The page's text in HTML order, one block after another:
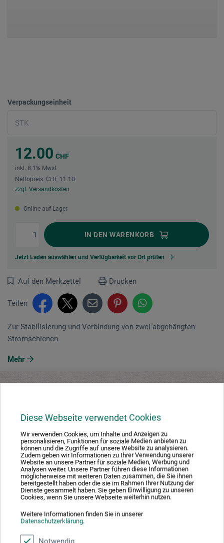
Diese Webseite verwendet Cookies
Wir verwenden Cookies, um Inhalte und Anzeigen zu
personalisieren, Funktionen für soziale Medien anbieten zu
können und die Zugriffe auf unsere Website zu analysieren.
Zudem geben wir Informationen zu Ihrer Verwendung unserer
Website an unsere Partner für soziale Medien, Werbung und
Analysen weiter. Unsere Partner führen diese Informationen
möglicherweise mit weiteren Daten zusammen, die Sie ihnen
bereitgestellt haben oder die sie im Rahmen Ihrer Nutzung der
Dienste gesammelt haben. Sie geben Einwilligung zu unseren
Cookies, wenn Sie unsere Webseite weiterhin nutzen.
Weitere Informationen finden Sie in unserer
Datenschutzerklärung.
Notwendig
Verpackungseinheit
12.00 CHF
inkl. 8.1% Mwst
Nettopreis: CHF 11.10
zzgl. Versandkosten
Online auf Lager
IN DEN WARENKORB
Jetzt Laden auswählen und Verfügbarkeit vor Ort prüfen
Auf den Merkzettel Drucken
Teilen
Zur Stabilisierung und Verbindung von zwei abgehängten
Stromschienen.
Mehr
Bewertungen(0)
Hersteller-Kontakt
Beschreibung
Zur Stabilisierung und Verbindung von zwei abgehängten